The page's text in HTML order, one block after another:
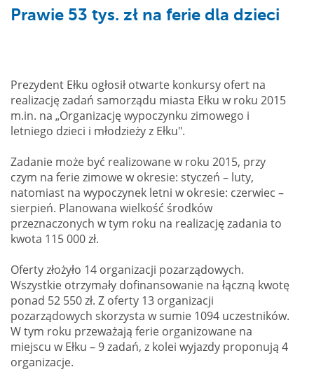
Prawie 53 tys. zł na ferie dla dzieci
Prezydent Ełku ogłosił otwarte konkursy ofert na
realizację zadań samorządu miasta Ełku w roku 2015
m.in. na „Organizację wypoczynku zimowego i
letniego dzieci i młodzieży z Ełku".
Zadanie może być realizowane w roku 2015, przy
czym na ferie zimowe w okresie: styczeń – luty,
natomiast na wypoczynek letni w okresie: czerwiec –
sierpień. Planowana wielkość środków
przeznaczonych w tym roku na realizację zadania to
kwota 115 000 zł.
Oferty złożyło 14 organizacji pozarządowych.
Wszystkie otrzymały dofinansowanie na łączną kwotę
ponad 52 550 zł. Z oferty 13 organizacji
pozarządowych skorzysta w sumie 1094 uczestników.
W tym roku przeważają ferie organizowane na
miejscu w Ełku – 9 zadań, z kolei wyjazdy proponują 4
organizacje.